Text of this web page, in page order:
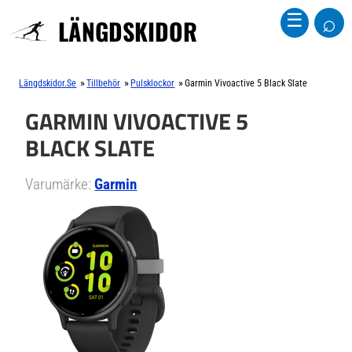
LÄNGDSKIDOR ☰ ⌕
Längdskidor.se »Tillbehör » Pulsklockor »Garmin Vivoactive 5 Black Slate
GARMIN VIVOACTIVE 5
BLACK SLATE
Varumärke:Garmin